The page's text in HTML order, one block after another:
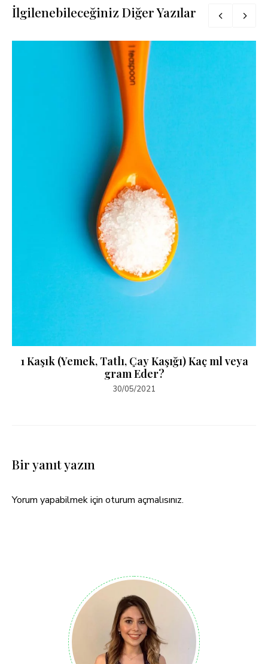
İlgilenebileceğiniz Diğer Yazılar
1 Kaşık (Yemek, Tatlı, Çay Kaşığı) Kaç ml veya
gram Eder?
30/05/2021
Bir yanıt yazın
Yorum yapabilmek için oturum açmalısınız.